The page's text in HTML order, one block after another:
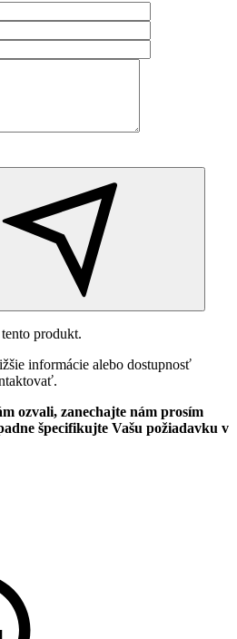
produkt.
informácie alebo dostupnosť
ozvali, zanechajte nám prosím
špecifikujte Vašu požiadavku v